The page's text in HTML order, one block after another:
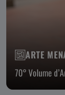
ARTE
70° Volume